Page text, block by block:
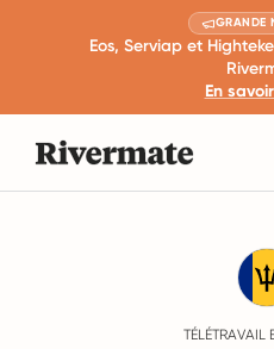
GRANDE
Eos, Serviap et
En
TÉLÉTRAVAIL